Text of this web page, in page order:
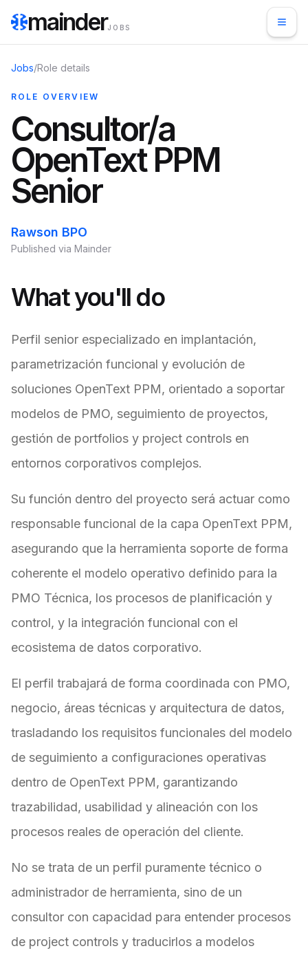
mainderJOBS
Jobs/Role details
ROLE OVERVIEW
Consultor/a
OpenText PPM
Senior
Rawson BPO
Published via Mainder
What you'll do
Perfil senior especializado en implantación,
parametrización funcional y evolución de
soluciones OpenText PPM, orientado a soportar
modelos de PMO, seguimiento de proyectos,
gestión de portfolios y project controls en
entornos corporativos complejos.
Su función dentro del proyecto será actuar como
responsable funcional de la capa OpenText PPM,
asegurando que la herramienta soporte de forma
coherente el modelo operativo definido para la
PMO Técnica, los procesos de planificación y
control, y la integración funcional con el
ecosistema de datos corporativo.
El perfil trabajará de forma coordinada con PMO,
negocio, áreas técnicas y arquitectura de datos,
trasladando los requisitos funcionales del modelo
de seguimiento a configuraciones operativas
dentro de OpenText PPM, garantizando
trazabilidad, usabilidad y alineación con los
procesos reales de operación del cliente.
No se trata de un perfil puramente técnico o
administrador de herramienta, sino de un
consultor con capacidad para entender procesos
de project controls y traducirlos a modelos